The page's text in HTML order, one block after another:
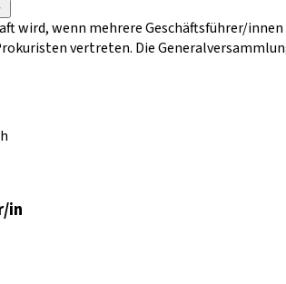
wird, wenn mehrere Geschäftsführer/
vertreten. Die
in